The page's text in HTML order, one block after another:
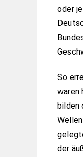
oder
So
waren
bilden
der